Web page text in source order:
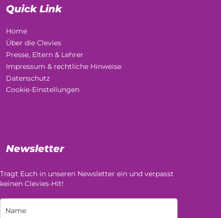
Quick Link
Home
Über die Clevies
Presse, Eltern & Lehrer
Impressum & rechtliche Hinweise
Datenschutz
Cookie-Einstellungen
Newsletter
Tragt Euch in unseren Newsletter ein und verpasst
keinen Clevies-Hit!